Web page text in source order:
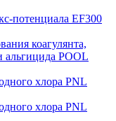
потенциала EF300
коагулянта,
альгицида POOL
хлора PNL
хлора PNL